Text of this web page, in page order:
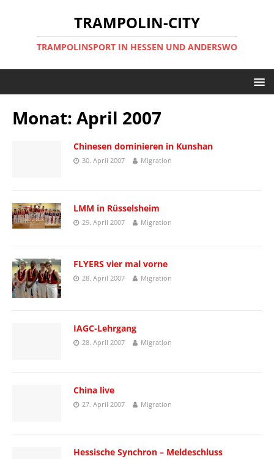
TRAMPOLIN-CITY
TRAMPOLINSPORT IN HESSEN UND ANDERSWO
Monat: April 2007
Chinesen dominieren in Kunshan
30. April 2007 Migration
LMM in Rüsselsheim
29. April 2007 Migration
FLYERS vier mal vorne
28. April 2007 Migration
IAGC-Lehrgang
28. April 2007 Migration
China live
27. April 2007 Migration
Hessische Synchron – Meldeschluss